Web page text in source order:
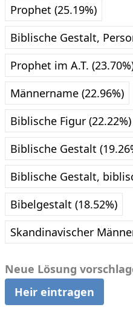
Prophet (25.19%)
Biblische Gestalt,
Prophet im A.T.
Männername (22.96%)
Biblische Figur (22.22%)
Biblische Gestalt
Biblische Gestalt,
Bibelgestalt (18.52%)
Skandinavischer
Neue Lösung
Heir eintragen